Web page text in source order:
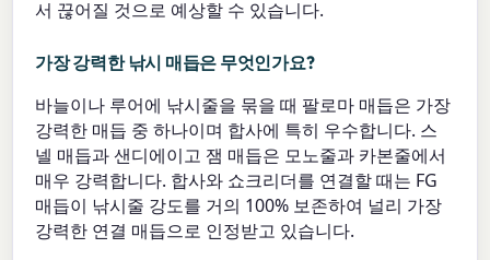
서 끊어질 것으로 예상할 수 있습니다.
가장 강력한 낚시 매듭은 무엇인가요?
바늘이나 루어에 낚시줄을 묶을 때 팔로마 매듭은 가장
강력한 매듭 중 하나이며 합사에 특히 우수합니다. 스
넬 매듭과 샌디에이고 잼 매듭은 모노줄과 카본줄에서
매우 강력합니다. 합사와 쇼크리더를 연결할 때는 FG
매듭이 낚시줄 강도를 거의 100% 보존하여 널리 가장
강력한 연결 매듭으로 인정받고 있습니다.